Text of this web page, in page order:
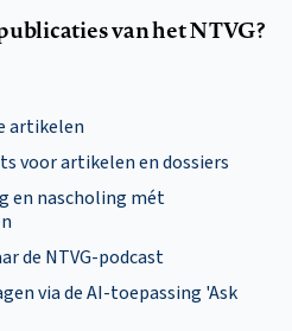
van het NTVG?
artikelen
voor artikelen en dossiers
en nascholing mét
de NTVG-podcast
via de AI-toepassing 'Ask